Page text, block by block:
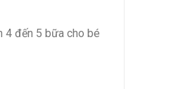
4 đến 5 bữa cho bé